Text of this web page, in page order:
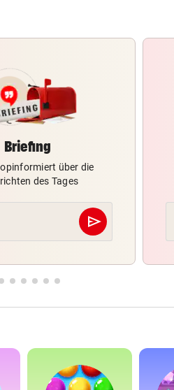
Briefing
über die
des Tages
send
Abschicken